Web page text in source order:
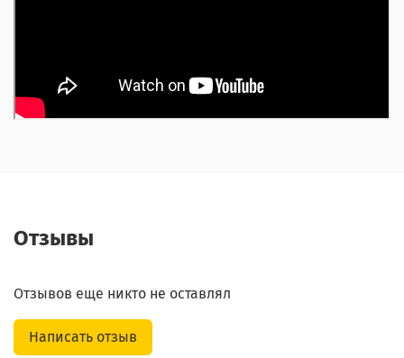
Отзывы
Отзывов еще никто не оставлял
Написать отзыв